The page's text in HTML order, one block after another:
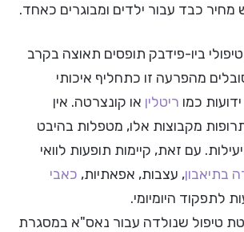
מחיר כבד עבור ילדים ומבוגרים כאחד.
ביו-פידבק תופסים תאוצה בקרב
מהפרעה זו כתחליף איכותי
כמו ריטלין או קונצרטה. אין
מקבוצות אלו, מטפלות בהיבט
עם זאת, קיימות תופעות לוואי
בתיאבון, עצבות, אפאתיות, כאבי
לתפקוד היומיומי.
טיפול שנולדה עבור נאס"א במסגרת